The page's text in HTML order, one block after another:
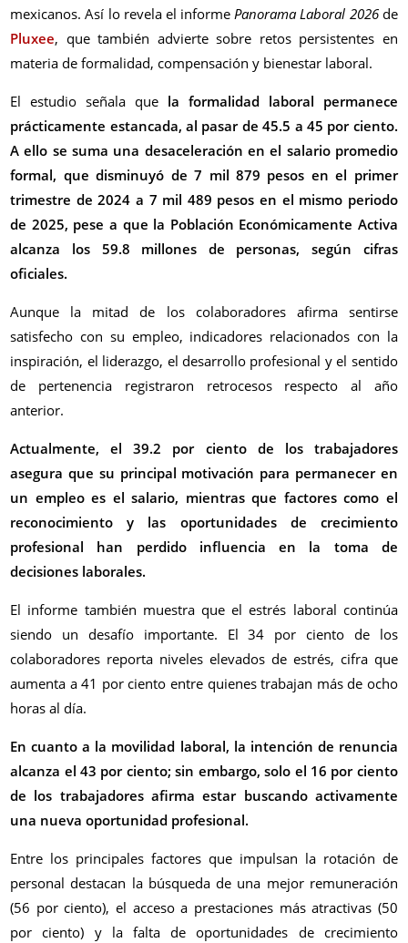
mexicanos. Así lo revela el informePanorama Laboral 2026de
Pluxee, que también advierte sobre retos persistentes en
materia de formalidad, compensación y bienestar laboral.
El estudio señala que la formalidad laboral permanece
prácticamente estancada, al pasar de 45.5 a 45 por ciento.
A ello se suma una desaceleración en el salario promedio
formal, que disminuyó de 7 mil 879 pesos en el primer
trimestre de 2024 a 7 mil 489 pesos en el mismo periodo
de 2025, pese a que la Población Económicamente Activa
alcanza los 59.8 millones de personas, según cifras
oficiales.
Aunque la mitad de los colaboradores afirma sentirse
satisfecho con su empleo, indicadores relacionados con la
inspiración, el liderazgo, el desarrollo profesional y el sentido
de pertenencia registraron retrocesos respecto al año
anterior.
Actualmente, el 39.2 por ciento de los trabajadores
asegura que su principal motivación para permanecer en
un empleo es el salario, mientras que factores como el
reconocimiento y las oportunidades de crecimiento
profesional han perdido influencia en la toma de
decisiones laborales.
El informe también muestra que el estrés laboral continúa
siendo un desafío importante. El 34 por ciento de los
colaboradores reporta niveles elevados de estrés, cifra que
aumenta a 41 por ciento entre quienes trabajan más de ocho
horas al día.
En cuanto a la movilidad laboral, la intención de renuncia
alcanza el 43 por ciento; sin embargo, solo el 16 por ciento
de los trabajadores afirma estar buscando activamente
una nueva oportunidad profesional.
Entre los principales factores que impulsan la rotación de
personal destacan la búsqueda de una mejor remuneración
(56 por ciento), el acceso a prestaciones más atractivas (50
por ciento) y la falta de oportunidades de crecimiento